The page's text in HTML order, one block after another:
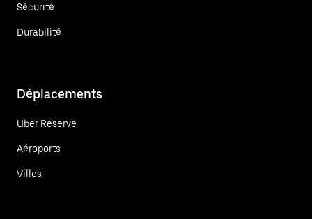
Sécurité
Durabilité
Déplacements
Uber Reserve
Aéroports
Villes